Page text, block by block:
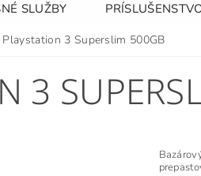
SLUŽBY
Playstation 3 Superslim 500GB
3